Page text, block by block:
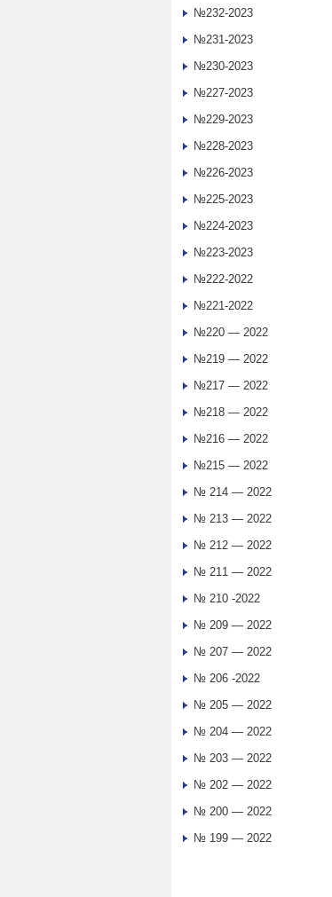
№232-2023
№231-2023
№230-2023
№227-2023
№229-2023
№228-2023
№226-2023
№225-2023
№224-2023
№223-2023
№222-2022
№221-2022
№220 — 2022
№219 — 2022
№217 — 2022
№218 — 2022
№216 — 2022
№215 — 2022
№ 214 — 2022
№ 213 — 2022
№ 212 — 2022
№ 211 — 2022
№ 210 -2022
№ 209 — 2022
№ 207 — 2022
№ 206 -2022
№ 205 — 2022
№ 204 — 2022
№ 203 — 2022
№ 202 — 2022
№ 200 — 2022
№ 199 — 2022